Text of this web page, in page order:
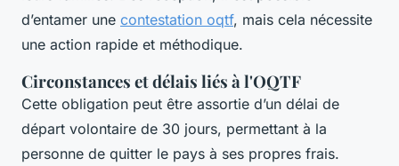
d’entamer une contestation oqtf, mais cela nécessite
une action rapide et méthodique.
Circonstances et délais liés à l'OQTF
Cette obligation peut être assortie d’un délai de
départ volontaire de 30 jours, permettant à la
personne de quitter le pays à ses propres frais.